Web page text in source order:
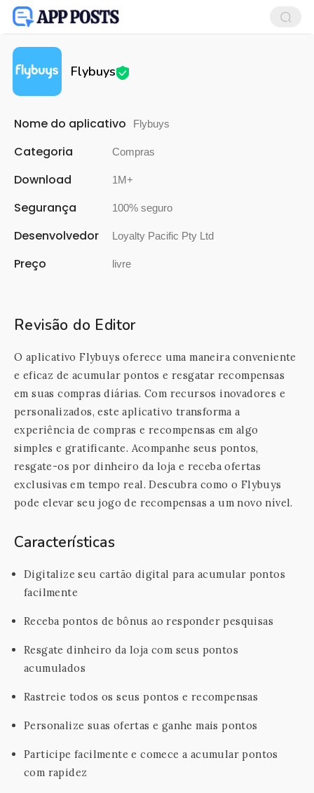
Flybuys
Nome do aplicativo Flybuys
Categoria Compras
Download 1M+
Segurança 100% seguro
Desenvolvedor Loyalty Pacific Pty Ltd
Preço livre
Revisão do Editor
O aplicativo Flybuys oferece uma maneira conveniente
e eficaz de acumular pontos e resgatar recompensas
em suas compras diárias. Com recursos inovadores e
personalizados, este aplicativo transforma a
experiência de compras e recompensas em algo
simples e gratificante. Acompanhe seus pontos,
resgate-os por dinheiro da loja e receba ofertas
exclusivas em tempo real. Descubra como o Flybuys
pode elevar seu jogo de recompensas a um novo nível.
Características
Digitalize seu cartão digital para acumular pontos
facilmente
Receba pontos de bônus ao responder pesquisas
Resgate dinheiro da loja com seus pontos
acumulados
Rastreie todos os seus pontos e recompensas
Personalize suas ofertas e ganhe mais pontos
Participe facilmente e comece a acumular pontos
com rapidez